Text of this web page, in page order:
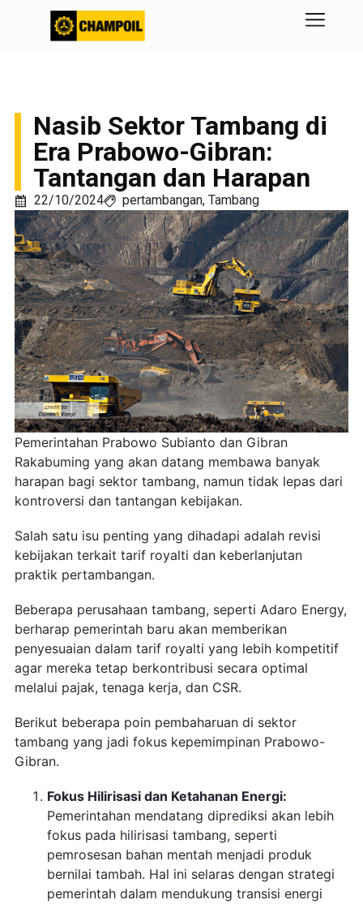
Nasib Sektor Tambang di
Era Prabowo-Gibran:
Tantangan dan Harapan
22/10/2024 pertambangan,Tambang
Pemerintahan Prabowo Subianto dan Gibran
Rakabuming yang akan datang membawa banyak
harapan bagi sektor tambang, namun tidak lepas dari
kontroversi dan tantangan kebijakan.
Salah satu isu penting yang dihadapi adalah revisi
kebijakan terkait tarif royalti dan keberlanjutan
praktik pertambangan.
Beberapa perusahaan tambang, seperti Adaro Energy,
berharap pemerintah baru akan memberikan
penyesuaian dalam tarif royalti yang lebih kompetitif
agar mereka tetap berkontribusi secara optimal
melalui pajak, tenaga kerja, dan CSR.
Berikut beberapa poin pembaharuan di sektor
tambang yang jadi fokus kepemimpinan Prabowo-
Gibran.
Fokus Hilirisasi dan Ketahanan Energi:
Pemerintahan mendatang diprediksi akan lebih
fokus pada hilirisasi tambang, seperti
pemrosesan bahan mentah menjadi produk
bernilai tambah. Hal ini selaras dengan strategi
pemerintah dalam mendukung transisi energi